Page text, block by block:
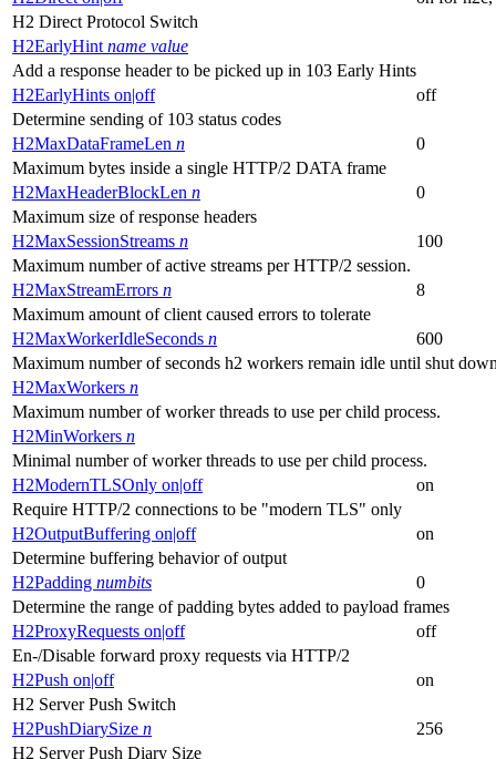
H2 Direct Protocol Switch
H2EarlyHint name value
Add a response header to be picked up in 103 Early Hints
H2EarlyHints on|off
off
Determine sending of 103 status codes
H2MaxDataFrameLen n
0
Maximum bytes inside a single HTTP/2 DATA frame
H2MaxHeaderBlockLen n
0
Maximum size of response headers
H2MaxSessionStreams n
100
Maximum number of active streams per HTTP/2 session.
H2MaxStreamErrors n
8
Maximum amount of client caused errors to tolerate
H2MaxWorkerIdleSeconds n
600
Maximum number of seconds h2 workers remain idle until shut
H2MaxWorkers n
Maximum number of worker threads to use per child process.
H2MinWorkers n
Minimal number of worker threads to use per child process.
H2ModernTLSOnly on|off
on
Require HTTP/2 connections to be "modern TLS" only
H2OutputBuffering on|off
on
Determine buffering behavior of output
H2Padding numbits
0
Determine the range of padding bytes added to payload frames
H2ProxyRequests on|off
off
En-/Disable forward proxy requests via HTTP/2
H2Push on|off
on
H2 Server Push Switch
H2PushDiarySize n
256
H2 Server Push Diary Size